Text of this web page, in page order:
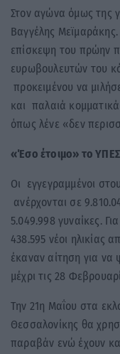
Στον αγώνα όμως της
Βαγγέλης
επίσκεψη του πρώην
ευρωβουλευτών του
προκειμένου να
και παλαιά
όπως λένε «δεν
«Έσο έτοιμο» το
Οι εγγεγραμμένοι
ανέρχονται σε
5.049.998 γυναίκες.
438.595 νέοι ηλικίας
έκαναν αίτηση για να
μέχρι τις 28
Την 21η Μαΐου στα
Θεσσαλονίκης θα
παραβάν ενώ έχουν